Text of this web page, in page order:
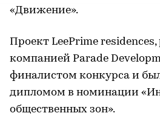
«Движение».
Проект LeePrime
компанией Parade
финалистом конкурса и
дипломом в номинации
общественных зон».